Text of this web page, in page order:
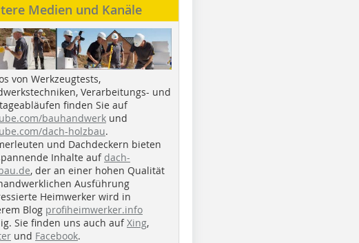
Medien und Kanäle
von Werkzeugtests,
Verarbeitungs- und
finden Sie auf
bauhandwerk und
dach-holzbau.
und Dachdeckern bieten
Inhalte auf dach-
, der an einer hohen Qualität
Ausführung
Heimwerker wird in
Blog profiheimwerker.info
Sie finden uns auch aufXing,
und Facebook.